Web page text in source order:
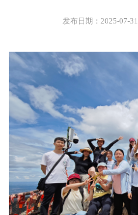
发布日期：2025-07-31